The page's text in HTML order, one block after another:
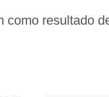
como resultado